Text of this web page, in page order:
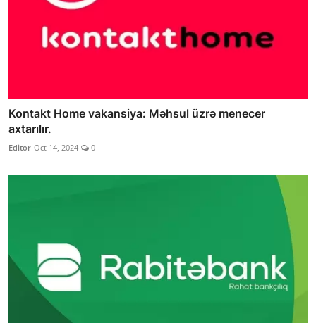
Kontakt Home vakansiya: Məhsul üzrə menecer
axtarılır.
Editor Oct 14, 2024 0